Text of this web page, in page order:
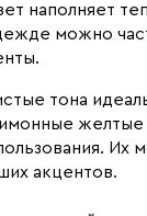
наполняет
можно
тона
Их
акцентов.